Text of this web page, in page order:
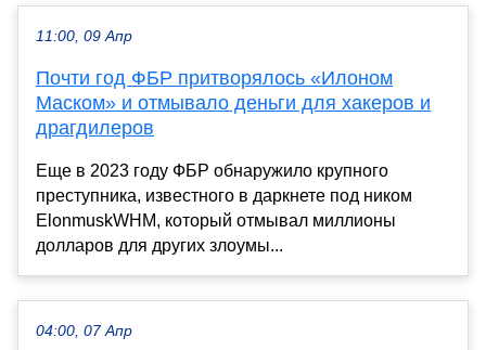
11:00, 09 Апр
Почти год ФБР притворялось «Илоном
Маском» и отмывало деньги для хакеров и
драгдилеров
Еще в 2023 году ФБР обнаружило крупного
преступника, известного в даркнете под ником
ElonmuskWHM, который отмывал миллионы
долларов для других злоумы...
04:00, 07 Апр